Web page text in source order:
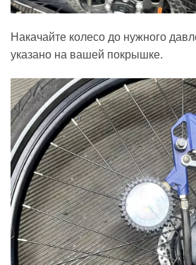
Накачайте колесо до нужного
указано на вашей покрышке.